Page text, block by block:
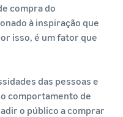
compra do
à inspiração que
isso, é um fator que
das pessoas e
comportamento de
o público a comprar